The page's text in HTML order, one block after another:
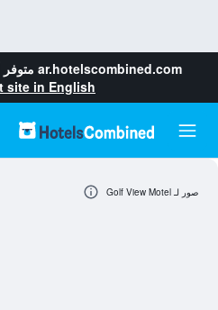
ar.hotelscombined.com متوفر
site in English
صور لـ Golf View Motel